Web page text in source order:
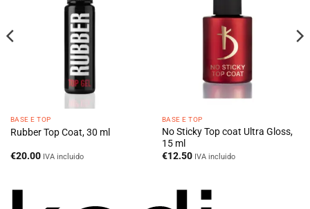
BASE E TOP
Rubber Top Coat, 30 ml
€20.00 IVA incluido
BASE E TOP
No Sticky Top coat Ultra Gloss,
15 ml
€12.50 IVA incluido